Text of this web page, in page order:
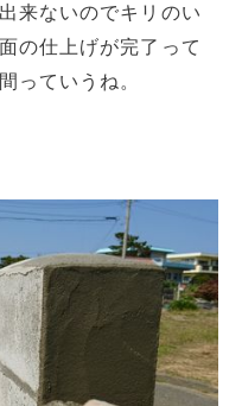
来ないのでキリのい
の仕上げが完了って
っていうね。